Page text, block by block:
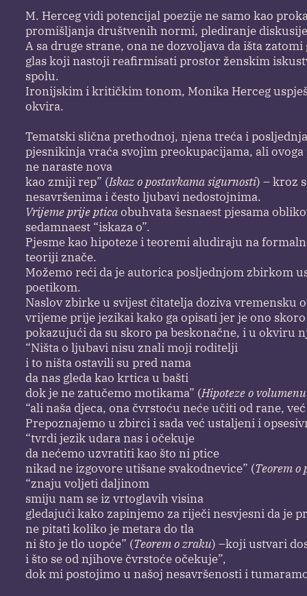
M. Herceg vidi potencijal poezije ne samo kao
promišljanja društvenih normi, plediranje
A sa druge strane, ona ne dozvoljava da išta
glas koji nastoji reafirmisati prostor ženskim
spolu.
Ironijskim i kritičkim tonom, Monika Herceg
okvira.
Tematski slična prethodnoj, njena treća i
pjesnikinja vraća svojim preokupacijama, ali
ne naraste nova
kao zmiji rep” (Iskaz o postavkama sigurnosti) – kroz
nesavršenima i često ljubavi nedostojnima.
Vrijeme prije pticaobuhvata šesnaest pjesama
sedamnaest “iskaza o”.
Pjesme kao hipoteze i teoremi aludiraju na
teoriji znače.
Možemo reći da je autorica posljednjom zbirkom
poetikom.
Naslov zbirke u svijest čitatelja doziva
vrijeme prije jezikai kako ga opisati jer je ono
pokazujući da su skoro pa beskonačne, i u okviru
“Ništa o ljubavi nisu znali moji roditelji
i to ništa ostavili su pred nama
da nas gleda kao krtica u bašti
dok je ne zatučemo motikama” (Hipoteze o
“ali naša djeca, ona čvrstoću neće učiti od rane,
Prepoznajemo u zbirci i sada već ustaljeni i
“tvrdi jezik udara nas i očekuje
da nećemo uzvratiti kao što ni ptice
nikad ne izgovore utišane svakodnevice” (Teorem o
“znaju voljeti daljinom
smiju nam se iz vrtoglavih visina
gledajući kako zapinjemo za riječi nesvjesni da je
ne pitati koliko je metara do tla
ni što je tlo uopće” (Teorem o zraku) –koji ustvari
i što se od njihove čvrstoće očekuje”,
dok mi postojimo u našoj nesavršenosti i